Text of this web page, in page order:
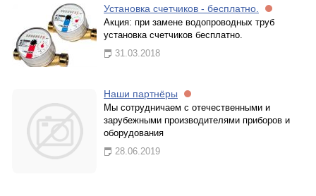
Установка счетчиков - бесплатно.
Акция: при замене водопроводных труб
установка счетчиков бесплатно.
31.03.2018
Наши партнёры
Мы сотрудничаем с отечественными и
зарубежными производителями приборов и
оборудования
28.06.2019